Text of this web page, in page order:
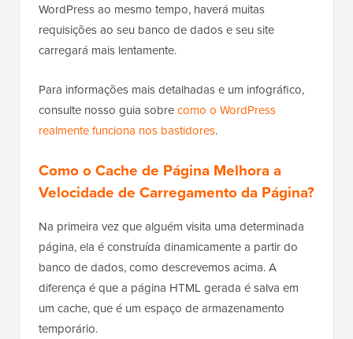
WordPress ao mesmo tempo, haverá muitas
requisições ao seu banco de dados e seu site
carregará mais lentamente.
Para informações mais detalhadas e um infográfico,
consulte nosso guia sobrecomo o WordPress
realmente funciona nos bastidores.
Como o Cache de Página Melhora a
Velocidade de Carregamento da Página?
Na primeira vez que alguém visita uma determinada
página, ela é construída dinamicamente a partir do
banco de dados, como descrevemos acima. A
diferença é que a página HTML gerada é salva em
um cache, que é um espaço de armazenamento
temporário.